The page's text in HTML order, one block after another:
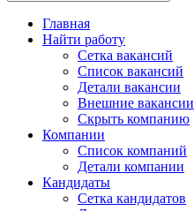
Главная
Найти работу
Сетка вакансий
Список вакансий
Детали вакансии
Внешние вакансии
Скрыть компанию
Компании
Список компаний
Детали компании
Кандидаты
Сетка кандидатов